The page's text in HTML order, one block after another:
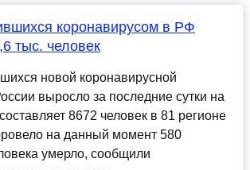
коронавирусом в РФ
тыс. человек
новой коронавирусной
выросло за последние сутки на
8672 человек в 81 регионе
на данный момент 580
умерло, сообщили